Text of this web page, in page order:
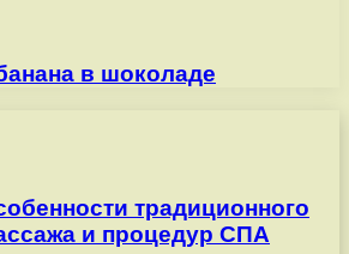
в шоколаде
традиционного
и процедур СПА